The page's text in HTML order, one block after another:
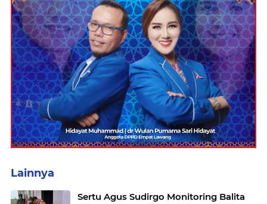
Lainnya
Sertu Agus Sudirgo Monitoring Balita